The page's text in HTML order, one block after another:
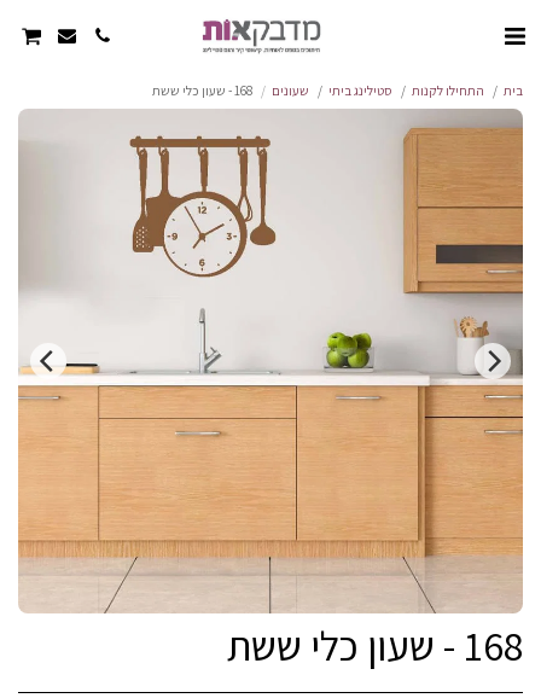
בית התחילו לקנות סטילינג ביתי שעונים 168 - שעון כלי ששת
168 - שעון כלי ששת